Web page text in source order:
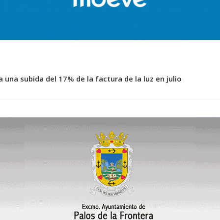
una subida del 17% de la factura de la luz en julio
de Verano de Palos de la Frontera